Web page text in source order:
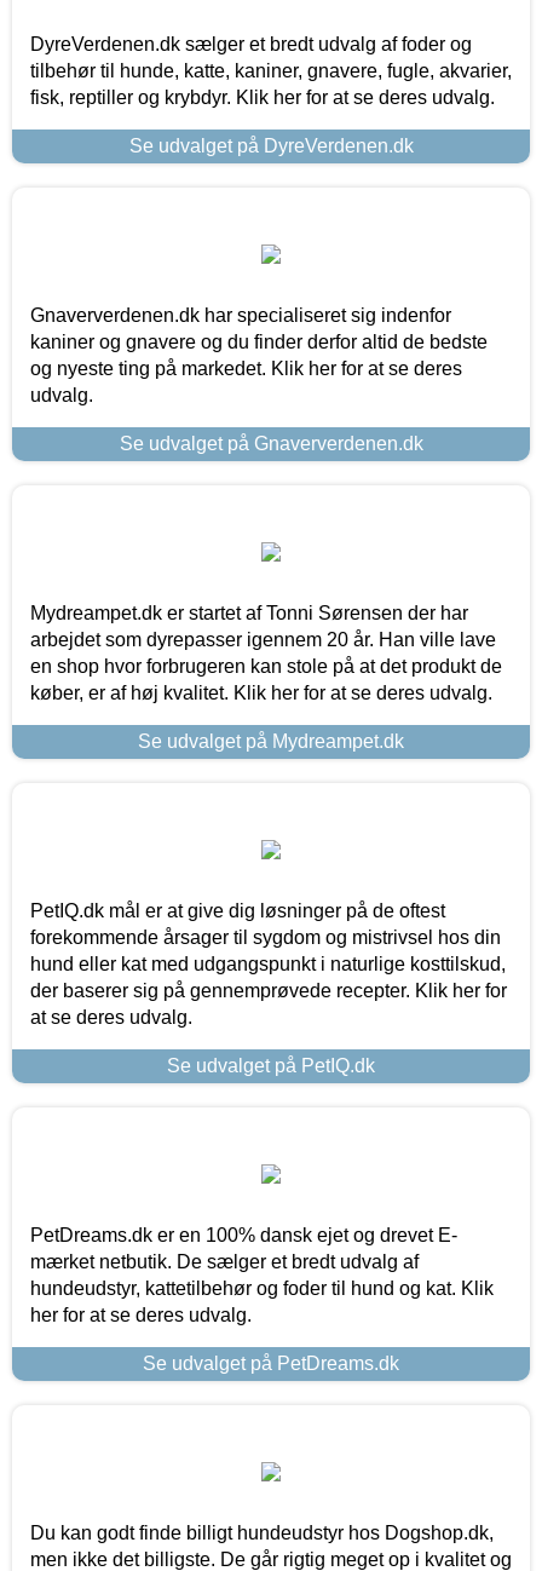
DyreVerdenen.dk sælger et bredt udvalg af foder og
tilbehør til hunde, katte, kaniner, gnavere, fugle, akvarier,
fisk, reptiller og krybdyr. Klik her for at se deres udvalg.
Se udvalget på DyreVerdenen.dk
Gnaververdenen.dk har specialiseret sig indenfor
kaniner og gnavere og du finder derfor altid de bedste
og nyeste ting på markedet. Klik her for at se deres
udvalg.
Se udvalget på Gnaververdenen.dk
Mydreampet.dk er startet af Tonni Sørensen der har
arbejdet som dyrepasser igennem 20 år. Han ville lave
en shop hvor forbrugeren kan stole på at det produkt de
køber, er af høj kvalitet. Klik her for at se deres udvalg.
Se udvalget på Mydreampet.dk
PetIQ.dk mål er at give dig løsninger på de oftest
forekommende årsager til sygdom og mistrivsel hos din
hund eller kat med udgangspunkt i naturlige kosttilskud,
der baserer sig på gennemprøvede recepter. Klik her for
at se deres udvalg.
Se udvalget på PetIQ.dk
PetDreams.dk er en 100% dansk ejet og drevet E-
mærket netbutik. De sælger et bredt udvalg af
hundeudstyr, kattetilbehør og foder til hund og kat. Klik
her for at se deres udvalg.
Se udvalget på PetDreams.dk
Du kan godt finde billigt hundeudstyr hos Dogshop.dk,
men ikke det billigste. De går rigtig meget op i kvalitet og